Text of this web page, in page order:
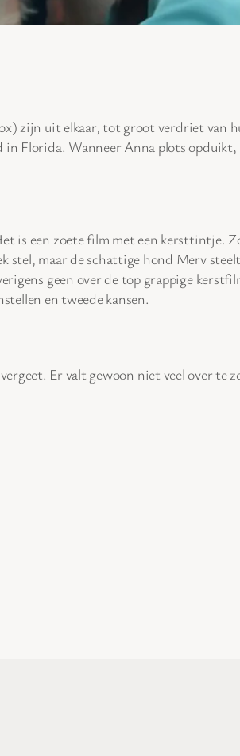
zijn uit elkaar, tot groot verdriet van
Florida. Wanneer Anna plots
is een zoete film met een kersttintje.
stel, maar de schattige hond Merv
geen over de top grappige
en tweede kansen.
Er valt gewoon niet veel over te